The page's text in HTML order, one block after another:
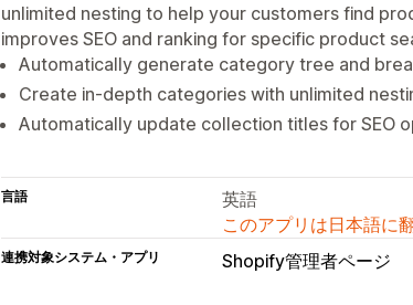
unlimited nesting to help your customers find
improves SEO and ranking for specific product
Automatically generate category tree and
Create in-depth categories with unlimited
Automatically update collection titles for SEO
言語
英語
このアプリは日本語に
連携対象システム・アプリ Shopify管理者ページ